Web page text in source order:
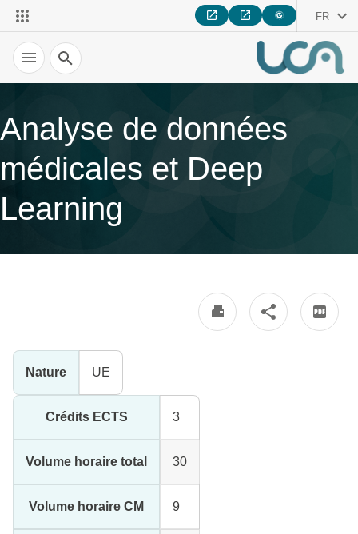
FR
Recherche
Analyse de données
médicales et Deep
Learning
Nature UE
Crédits ECTS 3
Volume horaire total 30
Volume horaire CM 9